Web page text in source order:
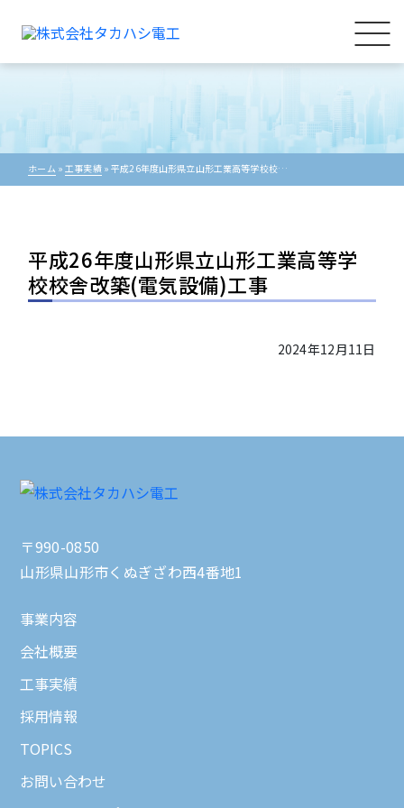
ホーム »工事実績» 平成26年度山形県立山形工業高等学校校舎改築(電気設備)工事
平成26年度山形県立山形工業高等学
校校舎改築(電気設備)工事
2024年12月11日
〒990-0850
山形県山形市くぬぎざわ西4番地1
事業内容
会社概要
工事実績
採用情報
TOPICS
お問い合わせ